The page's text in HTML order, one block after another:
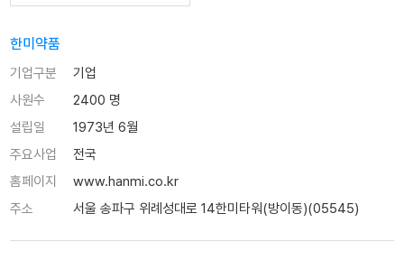
한미약품
기업구분
기업
사원수
2400 명
설립일
1973년 6월
주요사업
전국
홈페이지
www.hanmi.co.kr
주소
서울 송파구 위례성대로 14한미타워(방이동)(05545)